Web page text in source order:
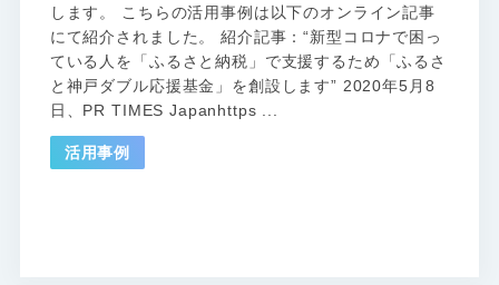
します。 こちらの活用事例は以下のオンライン記事
にて紹介されました。 紹介記事：“新型コロナで困っ
ている人を「ふるさと納税」で支援するため「ふるさ
と神戸ダブル応援基金」を創設します” 2020年5月8
日、PR TIMES Japanhttps ...
活用事例